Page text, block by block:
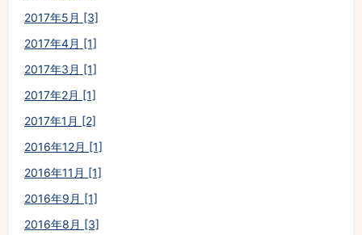
2017年5月 [3]
2017年4月 [1]
2017年3月 [1]
2017年2月 [1]
2017年1月 [2]
2016年12月 [1]
2016年11月 [1]
2016年9月 [1]
2016年8月 [3]